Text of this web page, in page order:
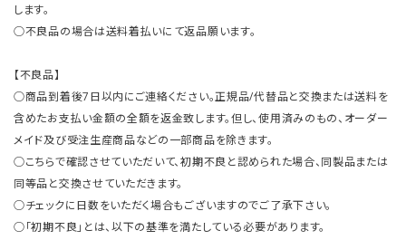
します。
○不良品の場合は送料着払いにて返品願います。
【不良品】
○商品到着後7日以内にご連絡ください。正規品/代替品と交換または送料を
含めたお支払い金額の全額を返金致します。但し、使用済みのもの、オーダー
メイド及び受注生産商品などの一部商品を除きます。
○こちらで確認させていただいて、初期不良と認められた場合、同製品または
同等品と交換させていただきます。
○チェックに日数をいただく場合もございますのでご了承下さい。
○「初期不良」とは、以下の基準を満たしている必要があります。